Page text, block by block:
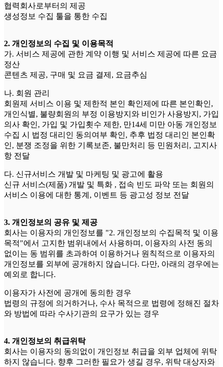
협력회사로부터의 제공
생성정보 수집 툴을 통한 수집
2. 개인정보의 수집 및 이용목적
가. 서비스 제공에 관한 계약 이행 및 서비스 제공에 따른 요금
정산
콘텐츠 제공, 구매 및 요금 결제, 요금추심
나. 회원 관리
회원제 서비스 이용 및 제한적 본인 확인제에 따른 본인확인,
개인식별, 불량회원의 부정 이용방지와 비인가 사용방지, 가입
의사 확인, 가입 및 가입횟수 제한, 만14세 미만 아동 개인정보
수집 시 법정 대리인 동의여부 확인, 추후 법정 대리인 본인확
인, 분쟁 조정을 위한 기록보존, 불만처리 등 민원처리, 고지사
항 전달
다. 신규서비스 개발 및 마케팅 및 광고에 활용
신규 서비스(제품) 개발 및 특화 , 접속 빈도 파악 또는 회원의
서비스 이용에 대한 통계, 이벤트 등 광고성 정보 전달
3. 개인정보의 공유 및 제공
회사는 이용자의 개인정보를 "2. 개인정보의 수집목적 및 이용
목적"에서 고지한 범위내에서 사용하며, 이용자의 사전 동의
없이는 동 범위를 초과하여 이용하거나 원칙적으로 이용자의
개인정보를 외부에 공개하지 않습니다. 다만, 아래의 경우에는
예외로 합니다.
이용자가 사전에 공개에 동의한 경우
법령의 규정에 의거하거나, 수사 목적으로 법령에 정해진 절차
와 방법에 따라 수사기관의 요구가 있는 경우
4. 개인정보의 취급위탁
회사는 이용자의 동의없이 개인정보 취급을 외부 업체에 위탁
하지 않습니다. 향후 그러한 필요가 생길 경우, 위탁 대상자와